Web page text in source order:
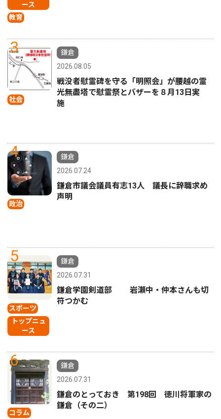
ース
教育
3
社会
鎌倉
2026.08.05
戦没者慰霊碑を守る「明照会」が腰越の霊
光無盡塔で慰霊祭とバザーを８月13日実
施
4
政治
鎌倉
2026.07.24
鎌倉市議会議員有志13人 議長に辞職求め
声明
5
スポーツ
トップニュ
ース
鎌倉
2026.07.31
鎌倉学園剣道部 岩瀬中・仲本さんも切
符つかむ
6
コラム
鎌倉
2026.07.31
鎌倉のとっておき 第198回 徳川将軍家の
鎌倉（その二）